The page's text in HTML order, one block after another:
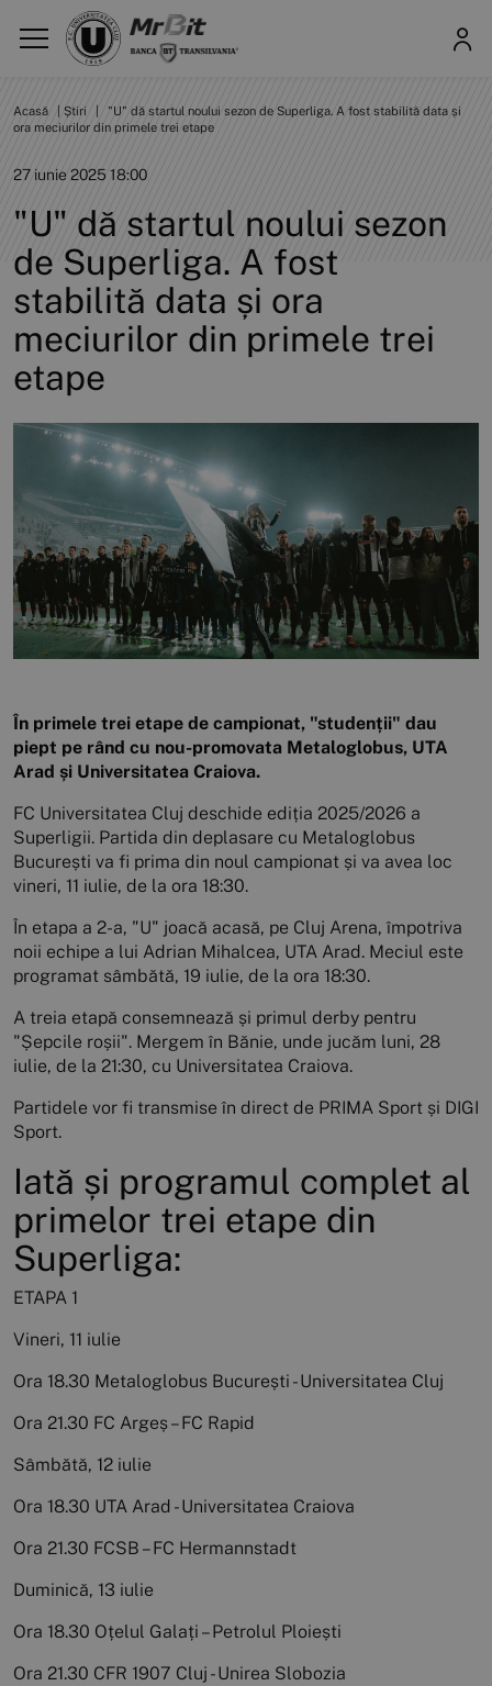
Acasă Știri
"U" dă startul noului sezon de Superliga. A fost stabilită data și
ora meciurilor din primele trei etape
27 iunie 2025 18:00
"U" dă startul noului sezon
de Superliga. A fost
stabilită data și ora
meciurilor din primele trei
etape
În primele trei etape de campionat, "studenții" dau
piept pe rând cu nou-promovata Metaloglobus, UTA
Arad și Universitatea Craiova.
FC Universitatea Cluj deschide ediția 2025/2026 a
Superligii. Partida din deplasare cu Metaloglobus
București va fi prima din noul campionat și va avea loc
vineri, 11 iulie, de la ora 18:30.
În etapa a 2-a, "U" joacă acasă, pe Cluj Arena, împotriva
noii echipe a lui Adrian Mihalcea, UTA Arad. Meciul este
programat sâmbătă, 19 iulie, de la ora 18:30.
A treia etapă consemnează și primul derby pentru
"Șepcile roșii". Mergem în Bănie, unde jucăm luni, 28
iulie, de la 21:30, cu Universitatea Craiova.
Partidele vor fi transmise în direct de PRIMA Sport și DIGI
Sport.
Iată și programul complet al
primelor trei etape din
Superliga:
ETAPA 1
Vineri, 11 iulie
Ora 18.30 Metaloglobus București - Universitatea Cluj
Ora 21.30 FC Argeș – FC Rapid
Sâmbătă, 12 iulie
Ora 18.30 UTA Arad - Universitatea Craiova
Ora 21.30 FCSB – FC Hermannstadt
Duminică, 13 iulie
Ora 18.30 Oțelul Galați – Petrolul Ploiești
Ora 21.30 CFR 1907 Cluj - Unirea Slobozia